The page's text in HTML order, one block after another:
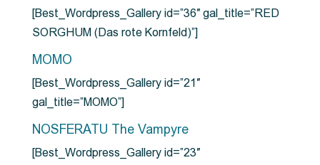
[Best_Wordpress_Gallery id=”36″ gal_title=”RED
SORGHUM (Das rote Kornfeld)”]
MOMO
[Best_Wordpress_Gallery id=”21″
gal_title=”MOMO”]
NOSFERATU The Vampyre
[Best_Wordpress_Gallery id=”23″